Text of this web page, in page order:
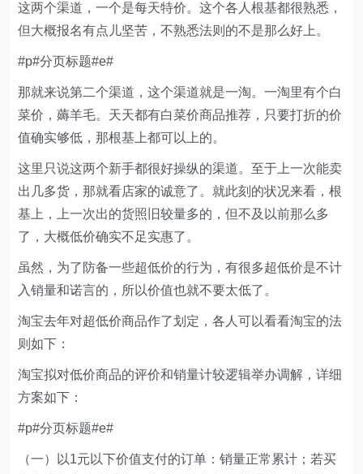
这两个渠道，一个是每天特价。这个各人根基都很熟悉，
但大概报名有点儿坚苦，不熟悉法则的不是那么好上。
#p#分页标题#e#
那就来说第二个渠道，这个渠道就是一淘。一淘里有个白
菜价，薅羊毛。天天都有白菜价商品推荐，只要打折的价
值确实够低，那根基上都可以上的。
这里只说这两个新手都很好操纵的渠道。至于上一次能卖
出几多货，那就看店家的诚意了。就此刻的状况来看，根
基上，上一次出的货照旧较量多的，但不及以前那么多
了，大概低价确实不足实惠了。
虽然，为了防备一些超低价的行为，有很多超低价是不计
入销量和诺言的，所以价值也就不要太低了。
淘宝去年对超低价商品作了划定，各人可以看看淘宝的法
则如下：
淘宝拟对低价商品的评价和销量计较逻辑举办调解，详细
方案如下：
#p#分页标题#e#
（一）以1元以下价值支付的订单：销量正常累计；若买